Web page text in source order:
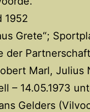
1952
Grete“;
der
Marl, Julius
– 14.05.1973
Gelders